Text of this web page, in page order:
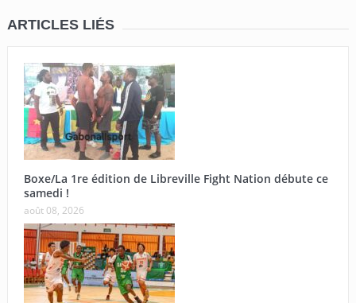
ARTICLES LIÉS
Boxe/La 1re édition de Libreville Fight Nation débute ce
samedi !
août 08, 2026